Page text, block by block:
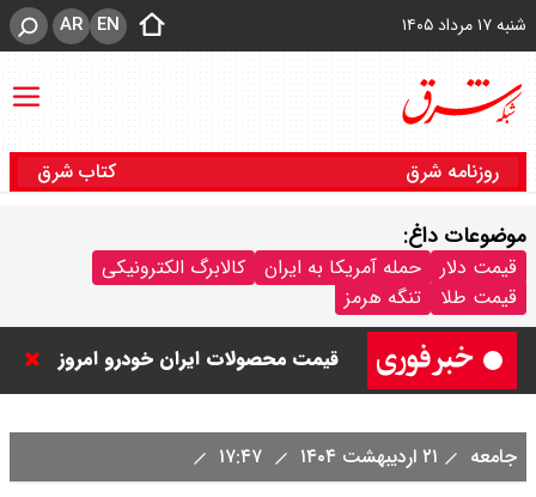
شنبه ۱۷ مرداد ۱۴۰۵ EN
AR
روزنامه شرق کتاب شرق
موضوعات داغ:
قیمت دلار حمله آمریکا به ایران
کالابرگ الکترونیکی
قیمت طلا
تنگه هرمز
قیمت محصولات ایران خودرو امروز
+ جدول
جامعه ۲۱ اردیبهشت ۱۴۰۴